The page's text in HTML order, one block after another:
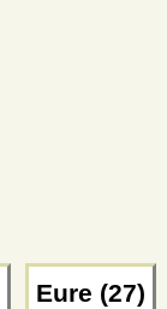
Eure (27)